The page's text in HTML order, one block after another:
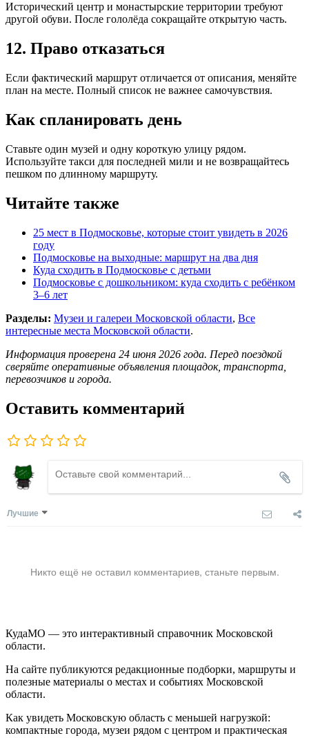
Исторический центр и монастырские территории требуют
другой обуви. После гололёда сокращайте открытую часть.
12. Право отказаться
Если фактический маршрут отличается от описания, меняйте
план на месте. Полный список не важнее самочувствия.
Как спланировать день
Ставьте один музей и одну короткую улицу рядом.
Используйте такси для последней мили и не возвращайтесь
пешком по длинному маршруту.
Читайте также
25 мест в Подмосковье, которые стоит увидеть в 2026
году
Подмосковье на выходные: маршрут на два дня
Куда сходить в Подмосковье с детьми
Подмосковье с дошкольником: куда сходить с ребёнком
3–6 лет
Разделы: Музеи и галереи Московской области, Все
интересные места Московской области.
Информация проверена 24 июня 2026 года. Перед поездкой
сверяйте оперативные объявления площадок, транспорта,
перевозчиков и города.
Оставить комментарий
Лучшие
Никто ещё не оставил комментариев, станьте первым.
КудаМО — это интерактивный справочник Московской
области.
На сайте публикуются редакционные подборки, маршруты и
полезные материалы о местах и событиях Московской
области.
Как увидеть Московскую область с меньшей нагрузкой:
компактные города, музеи рядом с центром и практическая